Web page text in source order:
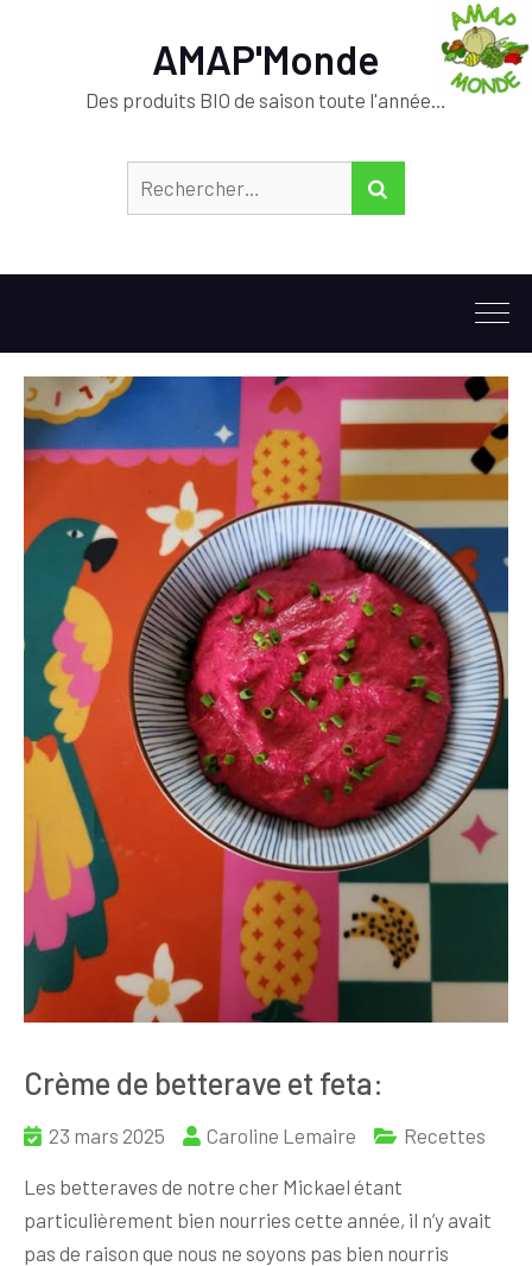
AMAP'Monde
Des produits BIO de saison toute l'année…
Crème de betterave et feta:
23 mars 2025 Caroline Lemaire Recettes
Les betteraves de notre cher Mickael étant
particulièrement bien nourries cette année, il n’y avait
pas de raison que nous ne soyons pas bien nourris